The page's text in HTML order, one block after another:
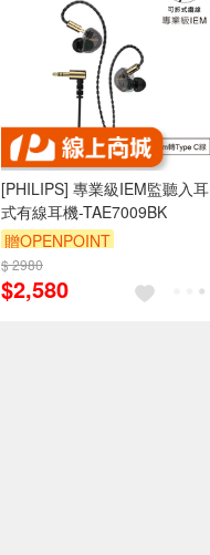
[PHILIPS] 專業級IEM監聽入耳
式有線耳機-TAE7009BK
贈OPENPOINT
$ 2980
$2,580